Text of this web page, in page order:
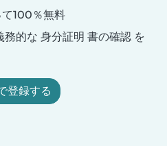
100％無料
的な 身分証明 書の確認 を
登録する